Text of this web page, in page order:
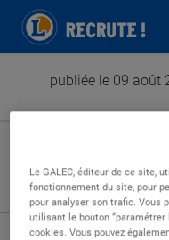
publiée le 09 août
Type de contrat :
Expérience :
Études :
Le GALEC, éditeur de ce site,
fonctionnement du site, pour
pour analyser son trafic. Vous
utilisant le bouton “paramétrer
cookies. Vous pouvez